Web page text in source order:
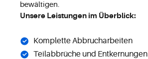
bewältigen.
Unsere Leistungen im Überblick:
Komplette Abbrucharbeiten
Teilabbrüche und Entkernungen